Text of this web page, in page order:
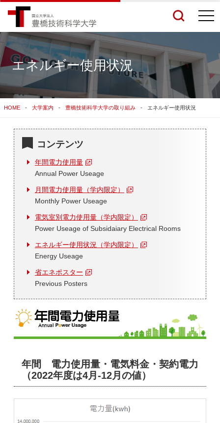
検索結果をもっと見る
エネルギー使用状況
HOME 大学案内 豊橋技術科学大学の取り組み エネルギー使用状況
コンテンツ
年間電力使用量
Annual Power Useage
月間電力使用量（学内限定）
Monthly Power Useage
電気室別電力使用量（学内限定）
Power Useage of Subsidaiary Electrical Rooms
エネルギー使用状況（学内限定）
Energy Useage
省エネポスター
Previous Posters
年間 電力使用量・電気料金・契約電力
（2022年度は4月-12月の値）